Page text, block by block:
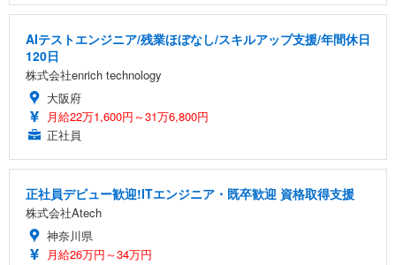
AIテストエンジニア/残業ほぼなし/スキルアップ支援/年間休日
120日
株式会社enrich technology
大阪府
月給22万1,600円～31万6,800円
正社員
正社員デビュー歓迎!ITエンジニア・既卒歓迎 資格取得支援
株式会社Atech
神奈川県
月給26万円～34万円